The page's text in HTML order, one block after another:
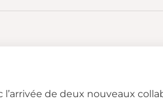
l’arrivée de deux nouveaux